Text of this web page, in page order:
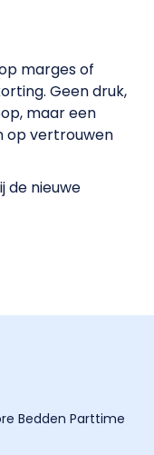
marges of
Geen druk,
maar een
op vertrouwen
de nieuwe